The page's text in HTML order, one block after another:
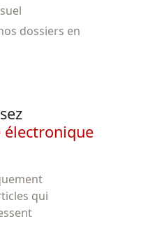
dossiers en
qui